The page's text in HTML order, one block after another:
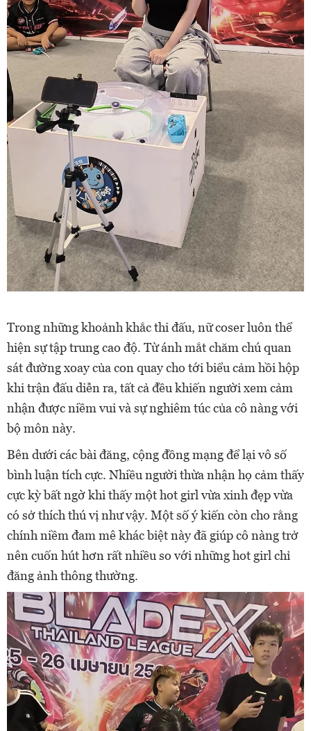
Trong những khoảnh khắc thi đấu, nữ coser luôn thể
hiện sự tập trung cao độ. Từ ánh mắt chăm chú quan
sát đường xoay của con quay cho tới biểu cảm hồi hộp
khi trận đấu diễn ra, tất cả đều khiến người xem cảm
nhận được niềm vui và sự nghiêm túc của cô nàng với
bộ môn này.
Bên dưới các bài đăng, cộng đồng mạng để lại vô số
bình luận tích cực. Nhiều người thừa nhận họ cảm thấy
cực kỳ bất ngờ khi thấy một hot girl vừa xinh đẹp vừa
có sở thích thú vị như vậy. Một số ý kiến còn cho rằng
chính niềm đam mê khác biệt này đã giúp cô nàng trở
nên cuốn hút hơn rất nhiều so với những hot girl chỉ
đăng ảnh thông thường.